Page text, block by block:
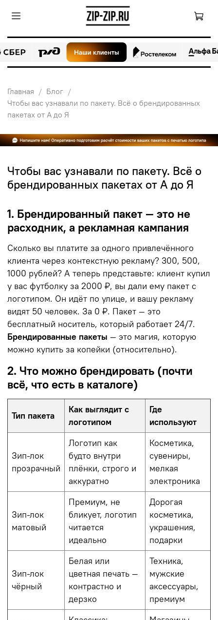
Главная
Блог
Чтобы вас узнавали по пакету. Всё о брендированных
пакетах от А до Я
Чтобы вас узнавали по пакету. Всё о
брендированных пакетах от А до Я
1. Брендированный пакет — это не
расходник, а рекламная кампания
Сколько вы платите за одного привлечённого
клиента через контекстную рекламу? 300, 500,
1000 рублей? А теперь представьте: клиент купил
у вас футболку за 2000 ₽, вы дали ему пакет с
логотипом. Он идёт по улице, и вашу рекламу
видят 50 человек. За 0 ₽. Пакет — это
бесплатный носитель, который работает 24/7.
Брендированные пакеты — это магия, которую
можно купить за копейки (относительно).
2. Что можно брендировать (почти
всё, что есть в каталоге)
Тип пакета
Как выглядит с
логотипом
Где
используют
Зип-лок
прозрачный
Логотип как
будто внутри
плёнки, строго и
аккуратно
Косметика,
сувениры,
мелкая
электроника
Зип-лок
матовый
Премиум, не
бликует, логотип
читается
идеально
Дорогая
косметика,
украшения,
подарки
Зип-лок
чёрный
Белая или
цветная печать —
контрастно и
дерзко
Техника,
мужские
аксессуары,
премиум